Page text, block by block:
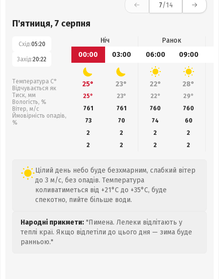
7/14
П'ятниця, 7 серпня
Схід:05:20
Захід:20:22
Температура С°
Відчувається як
Тиск, мм
Вологість, %
Вітер, м/с
Ймовірність опадів,
%
Ніч
Ранок
00:00
03:00 06:00 09:00
25° 23° 22° 28°
25° 23° 22° 29°
761
761 760 760
73
70 74 60
2
2 2
2
2
2 2 2
Цілий день небо буде безхмарним, слабкий вітер
до 3 м/с, без опадів. Температура
коливатиметься від +21°C до +35°C, буде
спекотно, пийте більше води.
Народні прикмети: "Пимена. Лелеки відлітають у
теплі краї. Якщо відлетіли до цього дня — зима буде
ранньою."